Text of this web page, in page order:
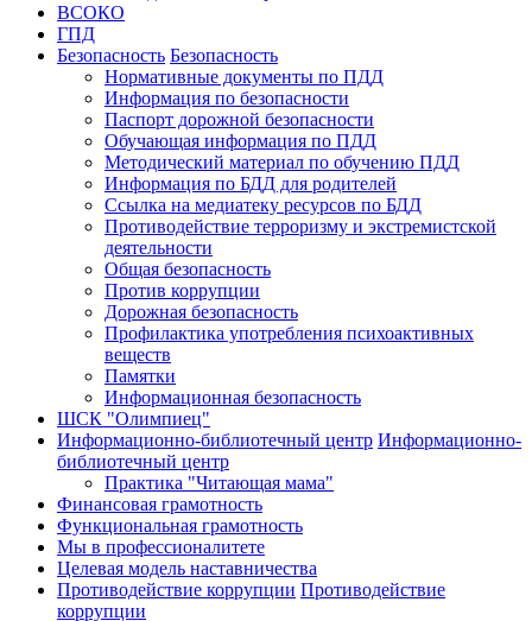
ВСОКО
ГПД
Безопасность Безопасность
Нормативные документы по ПДД
Информация по безопасности
Паспорт дорожной безопасности
Обучающая информация по ПДД
Методический материал по обучению ПДД
Информация по БДД для родителей
Ссылка на медиатеку ресурсов по БДД
Противодействие терроризму и экстремистской
деятельности
Общая безопасность
Против коррупции
Дорожная безопасность
Профилактика употребления психоактивных
веществ
Памятки
Информационная безопасность
ШСК "Олимпиец"
Информационно-библиотечный центр Информационно-
библиотечный центр
Практика "Читающая мама"
Финансовая грамотность
Функциональная грамотность
Мы в профессионалитете
Целевая модель наставничества
Противодействие коррупции Противодействие
коррупции